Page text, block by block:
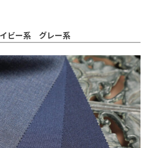
ビー系 グレー系